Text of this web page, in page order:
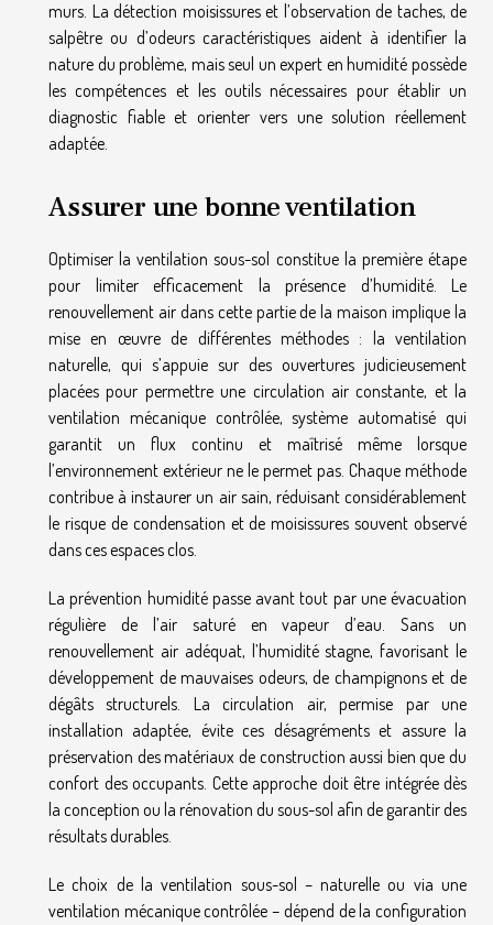
murs. La détection moisissures et l’observation de taches, de
salpêtre ou d’odeurs caractéristiques aident à identifier la
nature du problème, mais seul un expert en humidité possède
les compétences et les outils nécessaires pour établir un
diagnostic fiable et orienter vers une solution réellement
adaptée.
Assurer une bonne ventilation
Optimiser la ventilation sous-sol constitue la première étape
pour limiter efficacement la présence d’humidité. Le
renouvellement air dans cette partie de la maison implique la
mise en œuvre de différentes méthodes : la ventilation
naturelle, qui s’appuie sur des ouvertures judicieusement
placées pour permettre une circulation air constante, et la
ventilation mécanique contrôlée, système automatisé qui
garantit un flux continu et maîtrisé même lorsque
l’environnement extérieur ne le permet pas. Chaque méthode
contribue à instaurer un air sain, réduisant considérablement
le risque de condensation et de moisissures souvent observé
dans ces espaces clos.
La prévention humidité passe avant tout par une évacuation
régulière de l’air saturé en vapeur d’eau. Sans un
renouvellement air adéquat, l’humidité stagne, favorisant le
développement de mauvaises odeurs, de champignons et de
dégâts structurels. La circulation air, permise par une
installation adaptée, évite ces désagréments et assure la
préservation des matériaux de construction aussi bien que du
confort des occupants. Cette approche doit être intégrée dès
la conception ou la rénovation du sous-sol afin de garantir des
résultats durables.
Le choix de la ventilation sous-sol – naturelle ou via une
ventilation mécanique contrôlée – dépend de la configuration